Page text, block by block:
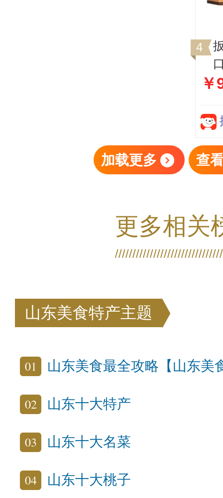
￥
加载更多 查
更多相关
山东美食特产主题
01 山东美食最全攻略【山东美
02 山东十大特产
03 山东十大名菜
04 山东十大桃子